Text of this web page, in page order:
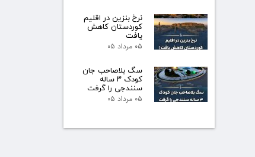
نرخ بنزین در اقلیم
کوردستان کاهش
یافت
۰۵ مرداد ۰۵
سگ بلاصاحب جان
کودک ۳ ساله
سنندجی را گرفت
۰۵ مرداد ۰۵